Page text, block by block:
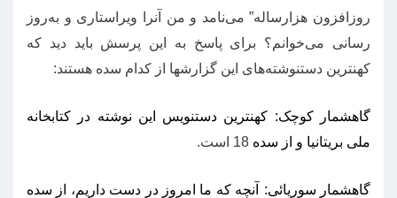
روزافزون هزارساله” می‌نامد و من آنرا ویراستاری و به‌روز
رسانی می‌خوانم؟ برای پاسخ به این پرسش باید دید که
کهنترین دستنوشته‌های این گزارشها از کدام سده هستند:
گاهشمار کوچک: کهنترین دستنویس این نوشته در کتابخانه
ملی بریتانیا و از سده 18 است.
گاهشمار سوریائی:
آنچه که ما امروز در دست داریم، از سده